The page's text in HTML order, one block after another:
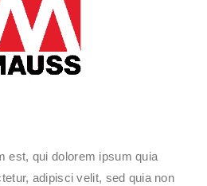
est, qui dolorem ipsum quia
adipisci velit, sed quia non